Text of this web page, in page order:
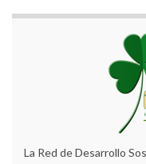
La Red de Desarrollo